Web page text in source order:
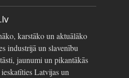
karstāko un aktuālāko
industrijā un slavenību
jaunumi un pikantākās
Latvijas un